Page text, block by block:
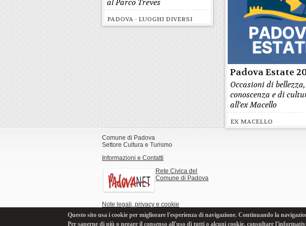
al Parco Treves
PADOVA - LUOGHI DIVERSI
Padova Estate
Occasioni di
conoscenza e di
all'ex Macello
EX MACELLO
Comune di Padova
Settore Cultura e Turismo
Informazioni e Contatti
Rete Civica del
Comune di Padova
Note legali, privacy e cookie
Questo sito usa i cookie per migliorare l'esperienza di navigazione. Continuando la
Per saperne di più o negare il consenso all'uso di tutti o alcuni cookie, consultare